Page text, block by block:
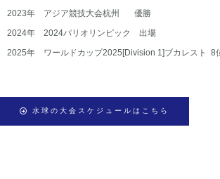
2023年 アジア競技大会杭州 優勝
2024年 2024パリオリンピック 出場
2025年 ワールドカップ2025[Division 1]ブカレスト 8
水球の大会スケジュールはこちら